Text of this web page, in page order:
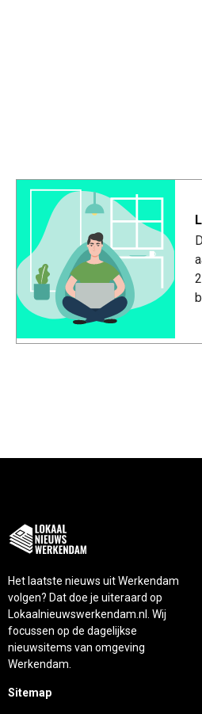
Het laatste nieuws uit Werkendam
volgen? Dat doe je uiteraard op
Lokaalnieuwswerkendam.nl. Wij
focussen op de dagelijkse
nieuwsitems van omgeving
Werkendam.
Sitemap